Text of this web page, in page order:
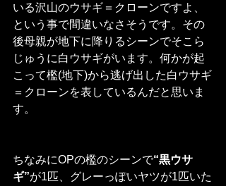
いる沢山のウサギ＝クローンですよ、
という事で間違いなさそうです。その
後母親が地下に降りるシーンでそこら
じゅうに白ウサギがいます。何かが起
こって檻(地下)から逃げ出した白ウサギ
＝クローンを表しているんだと思いま
す。
ちなみにOPの檻のシーンで“黒ウサ
ギ”が1匹、グレーっぽいヤツが1匹いた